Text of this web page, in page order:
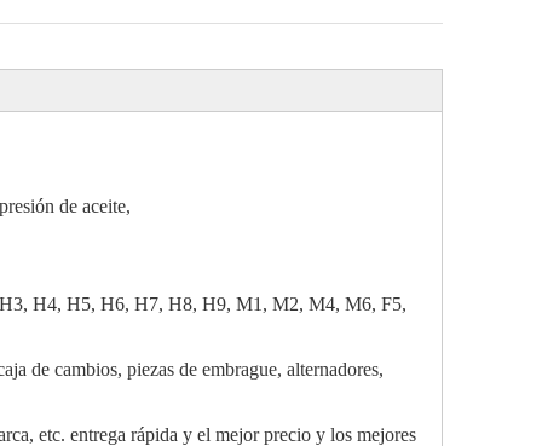
de aceite,
H4, H5, H6, H7, H8, H9, M1, M2, M4, M6, F5,
de cambios, piezas de embrague, alternadores,
etc. entrega rápida y el mejor precio y los mejores